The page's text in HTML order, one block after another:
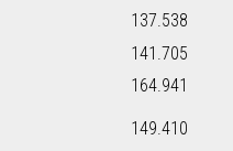
137.538
141.705
164.941
149.410